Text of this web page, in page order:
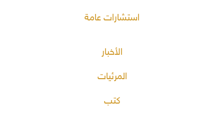
استشارات عامة
الأخبار
المرئيات
كتب